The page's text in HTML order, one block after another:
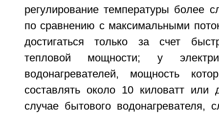
регулирование температуры более
по сравнению с максимальными
достигаться только за счет
тепловой мощности; у
водонагревателей, мощность
составлять около 10 киловатт или
случае бытового водонагревателя,